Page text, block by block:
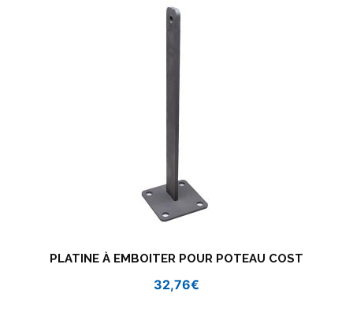
PLATINE À EMBOITER POUR POTEAU COST
32,76€